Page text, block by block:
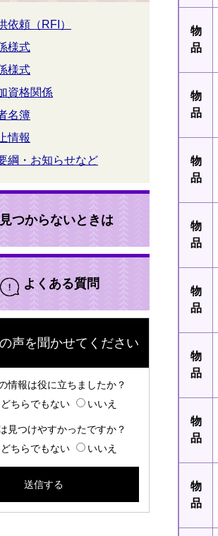
物
品
物
品
物
品
物
品
物
品
物
品
物
品
物
品
依頼（RFI）
様式
様式
資格関係
名簿
情報
綱・お知らせなど
見つからないときは
よくある質問
声を聞かせてください
情報は役に立ちましたか？
どちらでもない いいえ
見つけやすかったですか？
どちらでもない いいえ